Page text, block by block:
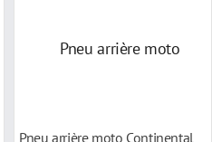
Pneu arrière moto Continental